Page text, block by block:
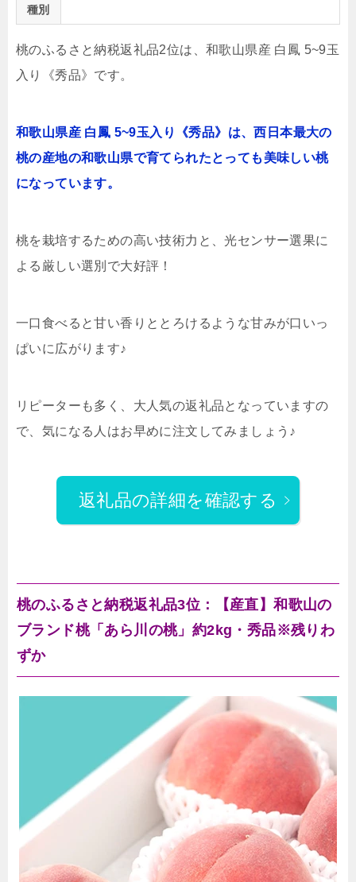
種別
桃のふるさと納税返礼品2位は、和歌山県産 白鳳 5~9玉
入り《秀品》です。
和歌山県産 白鳳 5~9玉入り《秀品》は、西日本最大の
桃の産地の和歌山県で育てられたとっても美味しい桃
になっています。
桃を栽培するための高い技術力と、光センサー選果に
よる厳しい選別で大好評！
一口食べると甘い香りととろけるような甘みが口いっ
ぱいに広がります♪
リピーターも多く、大人気の返礼品となっていますの
で、気になる人はお早めに注文してみましょう♪
返礼品の詳細を確認する
桃のふるさと納税返礼品3位：【産直】和歌山の
ブランド桃「あら川の桃」約2kg・秀品※残りわ
ずか